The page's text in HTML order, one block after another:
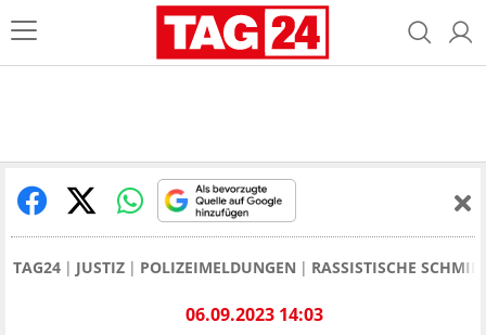
TAG24 JUSTIZ POLIZEIMELDUNGEN RASSISTISCHE
06.09.2023 14:03